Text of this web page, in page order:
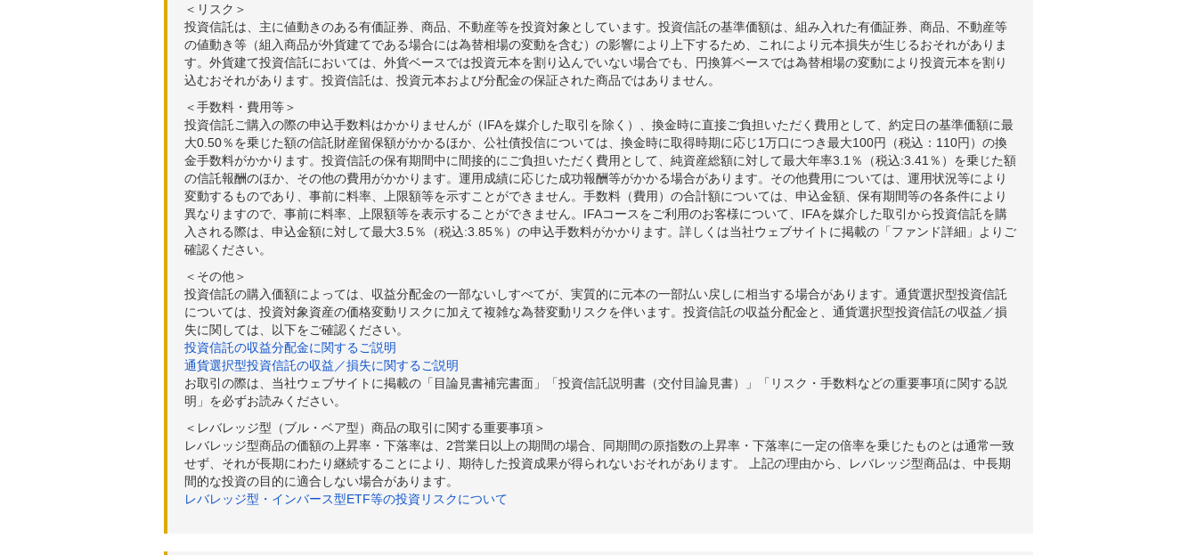
＜リスク＞
投資信託は、主に値動きのある有価証券、商品、不動産等を投資対象としています。投資信託の基準価額は、組み入れた有価証券、商品、不動産等
の値動き等（組入商品が外貨建てである場合には為替相場の変動を含む）の影響により上下するため、これにより元本損失が生じるおそれがありま
す。外貨建て投資信託においては、外貨ベースでは投資元本を割り込んでいない場合でも、円換算ベースでは為替相場の変動により投資元本を割り
込むおそれがあります。投資信託は、投資元本および分配金の保証された商品ではありません。
＜手数料・費用等＞
投資信託ご購入の際の申込手数料はかかりませんが（IFAを媒介した取引を除く）、換金時に直接ご負担いただく費用として、約定日の基準価額に最
大0.50％を乗じた額の信託財産留保額がかかるほか、公社債投信については、換金時に取得時期に応じ1万口につき最大100円（税込：110円）の換
金手数料がかかります。投資信託の保有期間中に間接的にご負担いただく費用として、純資産総額に対して最大年率3.1％（税込:3.41％）を乗じた額
の信託報酬のほか、その他の費用がかかります。運用成績に応じた成功報酬等がかかる場合があります。その他費用については、運用状況等により
変動するものであり、事前に料率、上限額等を示すことができません。手数料（費用）の合計額については、申込金額、保有期間等の各条件により
異なりますので、事前に料率、上限額等を表示することができません。IFAコースをご利用のお客様について、IFAを媒介した取引から投資信託を購
入される際は、申込金額に対して最大3.5％（税込:3.85％）の申込手数料がかかります。詳しくは当社ウェブサイトに掲載の「ファンド詳細」よりご
確認ください。
＜その他＞
投資信託の購入価額によっては、収益分配金の一部ないしすべてが、実質的に元本の一部払い戻しに相当する場合があります。通貨選択型投資信託
については、投資対象資産の価格変動リスクに加えて複雑な為替変動リスクを伴います。投資信託の収益分配金と、通貨選択型投資信託の収益／損
失に関しては、以下をご確認ください。
投資信託の収益分配金に関するご説明
通貨選択型投資信託の収益／損失に関するご説明
お取引の際は、当社ウェブサイトに掲載の「目論見書補完書面」「投資信託説明書（交付目論見書）」「リスク・手数料などの重要事項に関する説
明」を必ずお読みください。
＜レバレッジ型（ブル・ベア型）商品の取引に関する重要事項＞
レバレッジ型商品の価額の上昇率・下落率は、2営業日以上の期間の場合、同期間の原指数の上昇率・下落率に一定の倍率を乗じたものとは通常一致
せず、それが長期にわたり継続することにより、期待した投資成果が得られないおそれがあります。 上記の理由から、レバレッジ型商品は、中長期
間的な投資の目的に適合しない場合があります。
レバレッジ型・インバース型ETF等の投資リスクについて